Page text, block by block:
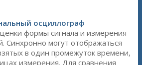
осциллограф
формы сигнала и измерения
Синхронно могут отображаться
в один промежуток времени,
измерения. Для сравнения